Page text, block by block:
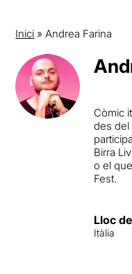
Inici »Andrea Farina
Còmic
des del
Birra
o el
Fest.
Lloc
Itàlia